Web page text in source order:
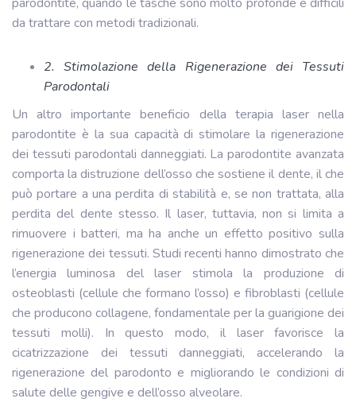
da trattare con metodi tradizionali.
2. Stimolazione della Rigenerazione dei Tessuti
Parodontali
Un altro importante beneficio della terapia laser nella
parodontite è la sua capacità di stimolare la rigenerazione
dei tessuti parodontali danneggiati. La parodontite avanzata
comporta la distruzione dell’osso che sostiene il dente, il che
può portare a una perdita di stabilità e, se non trattata, alla
perdita del dente stesso. Il laser, tuttavia, non si limita a
rimuovere i batteri, ma ha anche un effetto positivo sulla
rigenerazione dei tessuti. Studi recenti hanno dimostrato che
l’energia luminosa del laser stimola la produzione di
osteoblasti (cellule che formano l’osso) e fibroblasti (cellule
che producono collagene, fondamentale per la guarigione dei
tessuti molli). In questo modo, il laser favorisce la
cicatrizzazione dei tessuti danneggiati, accelerando la
rigenerazione del parodonto e migliorando le condizioni di
salute delle gengive e dell’osso alveolare.